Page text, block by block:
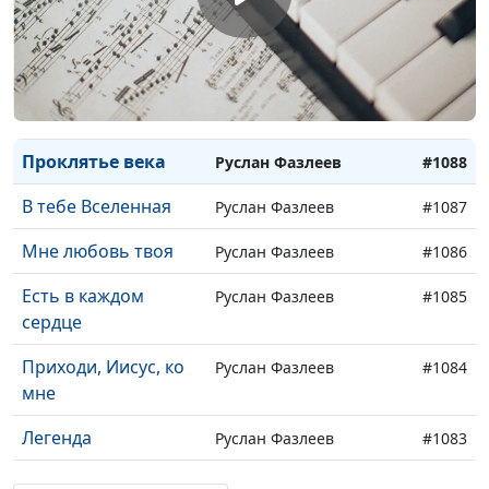
небесах
Беда как буря Светлана Батурская
Пришел к своим Светлана Батурская #1089
Проклятье века Руслан Фазлеев #1088
В тебе Вселенная Руслан Фазлеев #1087
Мне любовь твоя Руслан Фазлеев #1086
Есть в каждом
сердце
Руслан Фазлеев #1085
Приходи, Иисус, ко
мне
Руслан Фазлеев #1084
Легенда Руслан Фазлеев #1083
Мечты о сыне Руслан Фазлеев